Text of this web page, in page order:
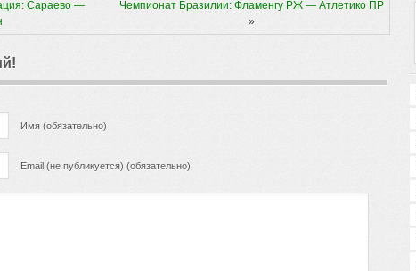
Сараево —
Чемпионат Бразилии: Фламенгу РЖ — Атлетико ПР
»
Имя (обязательно)
Email (не публикуется) (обязательно)